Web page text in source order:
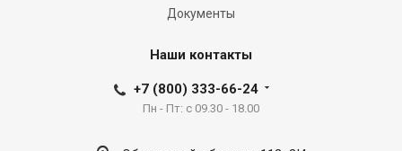
Документы
Наши контакты
+7 (800) 333-66-24
Пн - Пт: с 09.30 - 18.00